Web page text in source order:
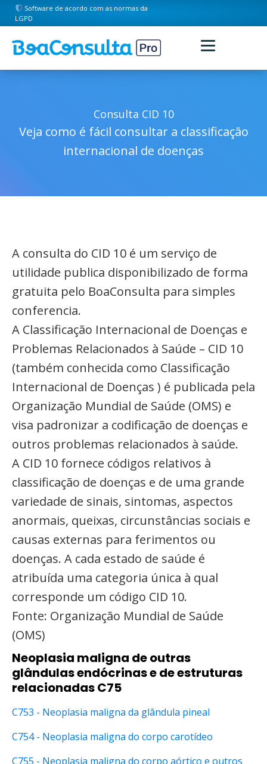
Software de acordo com as normas da
LGPD
Consulta CID 10
Veja como é fácil consultar a classificação
internacional de doenças
A consulta do CID 10 é um serviço de
utilidade publica disponibilizado de forma
gratuita pelo BoaConsulta para simples
conferencia.
A Classificação Internacional de Doenças e
Problemas Relacionados à Saúde – CID 10
(também conhecida como Classificação
Internacional de Doenças ) é publicada pela
Organização Mundial de Saúde (OMS) e
visa padronizar a codificação de doenças e
outros problemas relacionados à saúde.
A CID 10 fornece códigos relativos à
classificação de doenças e de uma grande
variedade de sinais, sintomas, aspectos
anormais, queixas, circunstâncias sociais e
causas externas para ferimentos ou
doenças. A cada estado de saúde é
atribuída uma categoria única à qual
corresponde um código CID 10.
Fonte: Organização Mundial de Saúde
(OMS)
Neoplasia maligna de outras
glândulas endócrinas e de estruturas
relacionadas C75
C753 - Neoplasia maligna da glândula pineal
C754 - Neoplasia maligna do corpo carotídeo
C755 - Neoplasia maligna do corpo aórtico e outros